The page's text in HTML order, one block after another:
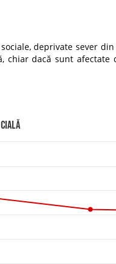
deprivate sever
chiar dacă sunt